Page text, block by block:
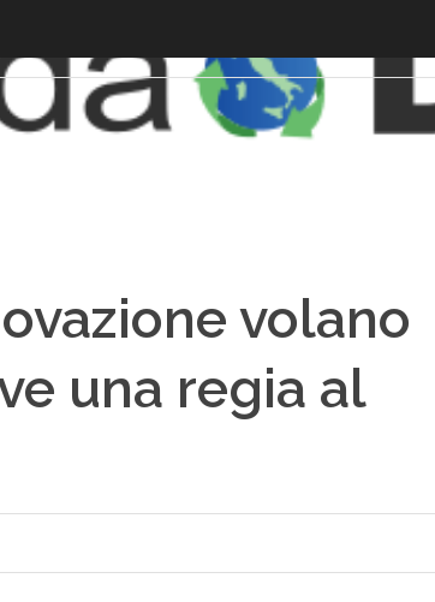
volano
una regia al